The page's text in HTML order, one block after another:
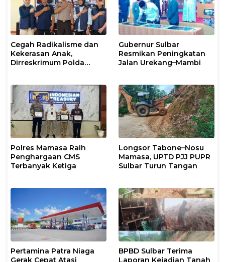
Cegah Radikalisme dan
Kekerasan Anak,
Dirreskrimum Polda
Gubernur Sulbar
Resmikan Peningkatan
Jalan Urekang–Mambi
Polres Mamasa Raih
Penghargaan CMS
Terbanyak Ketiga
Longsor Tabone–Nosu
Mamasa, UPTD PJJ PUPR
Sulbar Turun Tangan
Pertamina Patra Niaga
Gerak Cepat Atasi
BPBD Sulbar Terima
Laporan Kejadian Tanah